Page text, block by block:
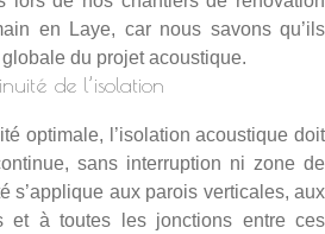
en Laye, car nous savons qu’ils
du projet acoustique.
de l’isolation
optimale, l’isolation acoustique doit
sans interruption ni zone de
s’applique aux parois verticales, aux
et à toutes les jonctions entre ces